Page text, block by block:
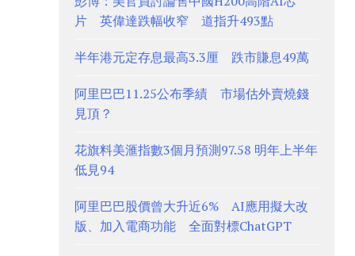
片 英偉達跌幅收窄 道指升493點
半年港元定存息最高3.3厘 跌市賺息49萬
阿里巴巴11.25公布季績 市場估外賣燒錢
見頂？
花旗料美滙指數3個月預測97.58 明年上半年
低見94
阿里巴巴股價曾大升近6% AI應用擬大改
版、加入電商功能 全面對標ChatGPT